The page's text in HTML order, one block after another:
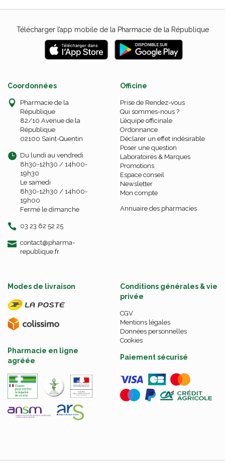
Télécharger l’app mobile de la Pharmacie de la République
Coordonnées
Pharmacie de la
République
82/10 Avenue de la
République
02100 Saint-Quentin
Du lundi au vendredi
8h30-12h30 / 14h00-
19h30
Le samedi
8h30-12h30 / 14h00-
19h00
Fermé le dimanche
03 23 62 52 25
contact-
@-
pharma-
republique.fr
Officine
Prise de Rendez-vous
Qui sommes-nous ?
L’équipe officinale
Ordonnance
Déclarer un effet indésirable
Poser une question
Laboratoires & Marques
Promotions
Espace conseil
Newsletter
Mon compte
Annuaire des pharmacies
Modes de livraison
Pharmacie en ligne
agréée
Conditions générales & vie
privée
CGV
Mentions légales
Données personnelles
Cookies
Paiement sécurisé